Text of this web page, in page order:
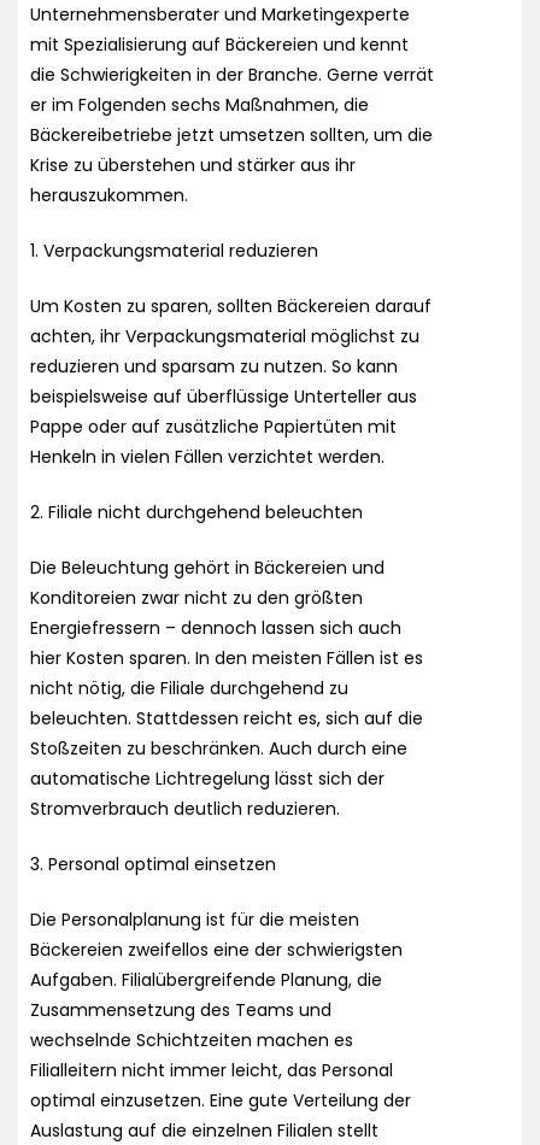
Unternehmensberater und Marketingexperte
mit Spezialisierung auf Bäckereien und kennt
die Schwierigkeiten in der Branche. Gerne verrät
er im Folgenden sechs Maßnahmen, die
Bäckereibetriebe jetzt umsetzen sollten, um die
Krise zu überstehen und stärker aus ihr
herauszukommen.
1. Verpackungsmaterial reduzieren
Um Kosten zu sparen, sollten Bäckereien darauf
achten, ihr Verpackungsmaterial möglichst zu
reduzieren und sparsam zu nutzen. So kann
beispielsweise auf überflüssige Unterteller aus
Pappe oder auf zusätzliche Papiertüten mit
Henkeln in vielen Fällen verzichtet werden.
2. Filiale nicht durchgehend beleuchten
Die Beleuchtung gehört in Bäckereien und
Konditoreien zwar nicht zu den größten
Energiefressern – dennoch lassen sich auch
hier Kosten sparen. In den meisten Fällen ist es
nicht nötig, die Filiale durchgehend zu
beleuchten. Stattdessen reicht es, sich auf die
Stoßzeiten zu beschränken. Auch durch eine
automatische Lichtregelung lässt sich der
Stromverbrauch deutlich reduzieren.
3. Personal optimal einsetzen
Die Personalplanung ist für die meisten
Bäckereien zweifellos eine der schwierigsten
Aufgaben. Filialübergreifende Planung, die
Zusammensetzung des Teams und
wechselnde Schichtzeiten machen es
Filialleitern nicht immer leicht, das Personal
optimal einzusetzen. Eine gute Verteilung der
Auslastung auf die einzelnen Filialen stellt